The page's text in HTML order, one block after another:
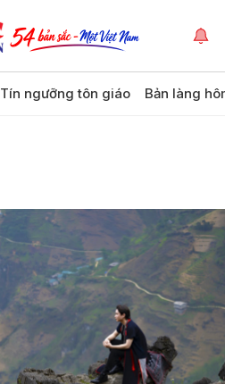
Tín ngưỡng tôn giáo Bản làng